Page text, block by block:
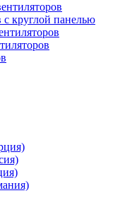
круглой панелью